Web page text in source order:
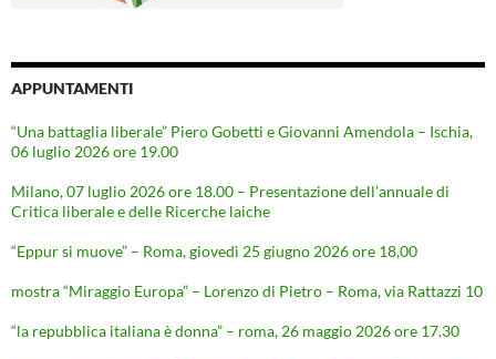
APPUNTAMENTI
“Una battaglia liberale” Piero Gobetti e Giovanni Amendola – Ischia,
06 luglio 2026 ore 19.00
Milano, 07 luglio 2026 ore 18.00 – Presentazione dell’annuale di
Critica liberale e delle Ricerche laiche
“Eppur si muove” – Roma, giovedì 25 giugno 2026 ore 18,00
mostra “Miraggio Europa” – Lorenzo di Pietro – Roma, via Rattazzi 10
“la repubblica italiana è donna” – roma, 26 maggio 2026 ore 17.30